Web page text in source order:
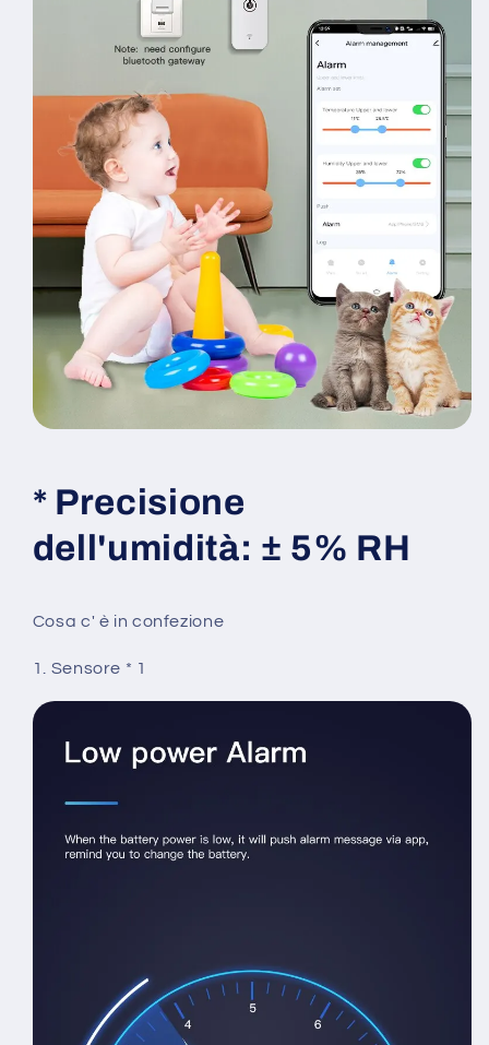
* Precisione
dell'umidità: ± 5% RH
Cosa c' è in confezione
1. Sensore * 1